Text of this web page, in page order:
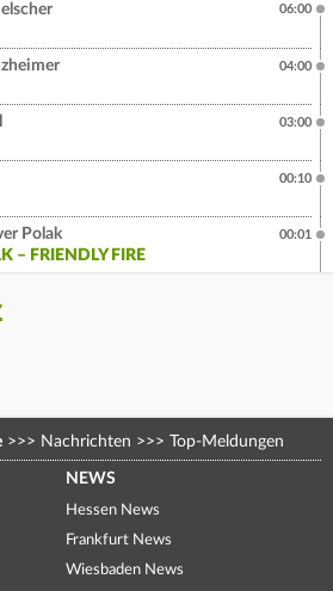
06:00
04:00
03:00
00:10
Polak
– FRIENDLY FIRE
00:01
>>> Nachrichten >>> Top-Meldungen
NEWS
Hessen News
Frankfurt News
Wiesbaden News